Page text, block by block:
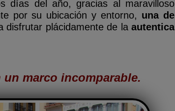
días del año, gracias al maravilloso
por su ubicación y entorno, una de
disfrutar plácidamente de la autentica
marco incomparable.